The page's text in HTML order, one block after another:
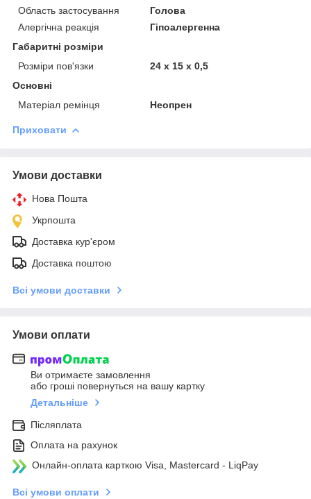
Область застосування
Голова
Алергічна реакція
Гіпоалергенна
Габаритні розміри
Розміри пов'язки
24 х 15 х 0,5
Основні
Матеріал ремінця
Неопрен
Приховати
Умови доставки
Нова Пошта
Укрпошта
Доставка кур'єром
Доставка поштою
Всі умови доставки
Умови оплати
Ви отримаєте замовлення
або гроші повернуться на вашу картку
Детальніше
Післяплата
Оплата на рахунок
Онлайн-оплата карткою Visa, Mastercard - LiqPay
Всі умови оплати